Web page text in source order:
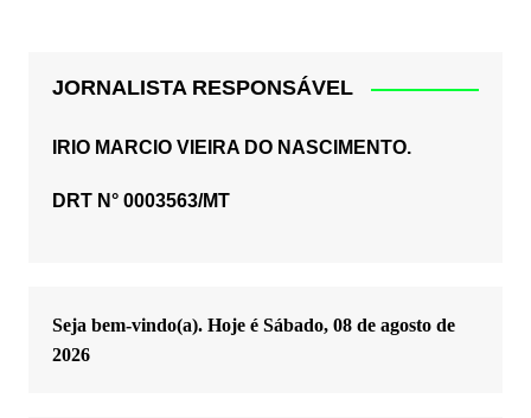
JORNALISTA RESPONSÁVEL
IRIO MARCIO VIEIRA DO NASCIMENTO.
DRT N° 0003563/MT
Seja bem-vindo(a). Hoje é Sábado, 08 de agosto de
2026